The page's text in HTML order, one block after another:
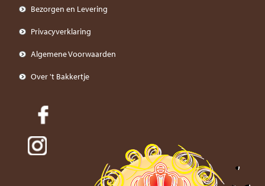
Bezorgen en Levering
Privacyverklaring
Algemene Voorwaarden
Over 't Bakkertje